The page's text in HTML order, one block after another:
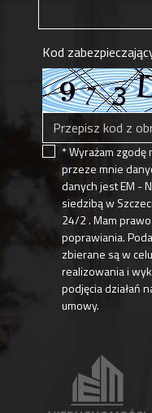
Kod
* Wyrażam
przeze mnie
danych jest EM -
siedzibą w
24/2 . Mam
poprawiania.
zbierane są w
realizowania i
podjęcia działań
umowy.